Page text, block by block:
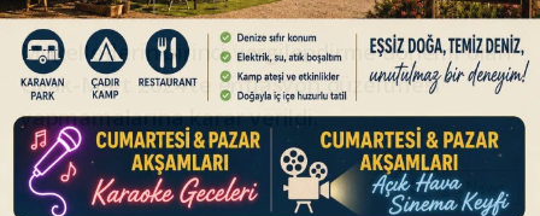
Mükelleflerin birinci vergilendirme dönemi olan
Ocak-Mart 2024'te enflasyon düzeltmesi
yapmamalarına karar verildi.
ABONE OL